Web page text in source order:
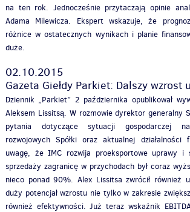
na ten rok. Jednocześnie przytaczają opinie
Adama Milewicza. Ekspert wskazuje, że
różnice w ostatecznych wynikach i planie
duże.
02.10.2015
Gazeta Giełdy Parkiet: Dalszy wzrost
Dziennik „Parkiet” 2 października opublikował
Aleksem Lissitsą. W rozmowie dyrektor generalny
pytania dotyczące sytuacji gospodarczej
rozwojowych Spółki oraz aktualnej działalności
uwagę, że IMC rozwija proeksportowe uprawy i
sprzedaży zagranicę w przychodach był coraz
nieco ponad 90%. Alex Lissitsa zwrócił również
duży potencjał wzrostu nie tylko w zakresie
również efektywności. Już teraz wskaźnik